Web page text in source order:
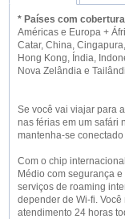
Queremos Saber
* Países com
Américas e Europa +
Catar, China,
Hong Kong, Índia,
Nova Zelândia e
Se você vai viajar para
nas férias em um safári
mantenha-se
Com o chip
Médio com segurança
serviços de roaming
depender de Wi-fi.
atendimento 24 horas